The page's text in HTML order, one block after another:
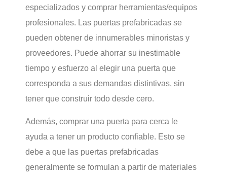
especializados y comprar herramientas/equipos
profesionales. Las puertas prefabricadas se
pueden obtener de innumerables minoristas y
proveedores. Puede ahorrar su inestimable
tiempo y esfuerzo al elegir una puerta que
corresponda a sus demandas distintivas, sin
tener que construir todo desde cero.
Además, comprar una puerta para cerca le
ayuda a tener un producto confiable. Esto se
debe a que las puertas prefabricadas
generalmente se formulan a partir de materiales